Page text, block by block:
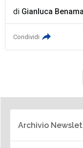
di Gianluca
Condividi
Archivio